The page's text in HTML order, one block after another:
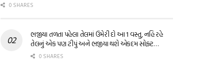
0 SHARES
ભજીયા તળતા પહેલા તેલમાં ઉમેરી દો આ 1 વસ્તુ, નહિ રહે
તેલનું એક પણ ટીપું અને ભજીયા થશે એકદમ સોફ્ટ…
0 SHARES